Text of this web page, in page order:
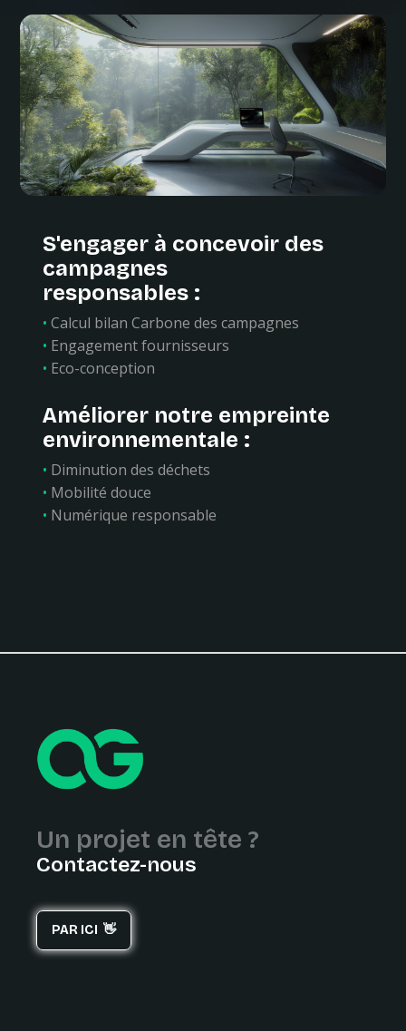
S'engager à concevoir des
campagnes
responsables :
• Calcul bilan Carbone des campagnes
• Engagement fournisseurs
• Eco-conception
Améliorer notre empreinte
environnementale :
• Diminution des déchets
• Mobilité douce
• Numérique responsable
Un projet en tête ?
Contactez-nous
PAR ICI 👋